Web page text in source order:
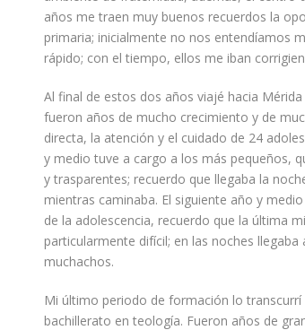
años me traen muy buenos recuerdos la
primaria; inicialmente no nos entendíamos
rápido; con el tiempo, ellos me iban
Al final de estos dos años viajé hacia
fueron años de mucho crecimiento y de
directa, la atención y el cuidado de 24
y medio tuve a cargo a los más pequeños,
y trasparentes; recuerdo que llegaba la
mientras caminaba. El siguiente año y
de la adolescencia, recuerdo que la última
particularmente difícil; en las noches
muchachos.
Mi último periodo de formación lo
bachillerato en teología. Fueron años de